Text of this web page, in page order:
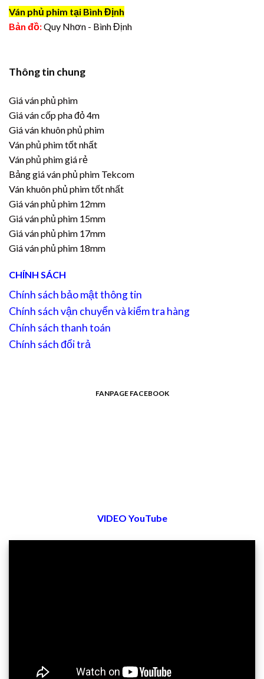
Ván phủ phim tại Bình Định
Bản đồ:Quy Nhơn - Bình Định
Thông tin chung
Giá ván phủ phim
Giá ván cốp pha đỏ 4m
Giá ván khuôn phủ phim
Ván phủ phim tốt nhất
Ván phủ phim giá rẻ
Bảng giá ván phủ phim Tekcom
Ván khuôn phủ phim tốt nhất
Giá ván phủ phim 12mm
Giá ván phủ phim 15mm
Giá ván phủ phim 17mm
Giá ván phủ phim 18mm
CHÍNH SÁCH
Chính sách bảo mật thông tin
Chính sách vận chuyển và kiểm tra hàng
Chính sách thanh toán
Chính sách đổi trả
FANPAGE FACEBOOK
VIDEO YouTube